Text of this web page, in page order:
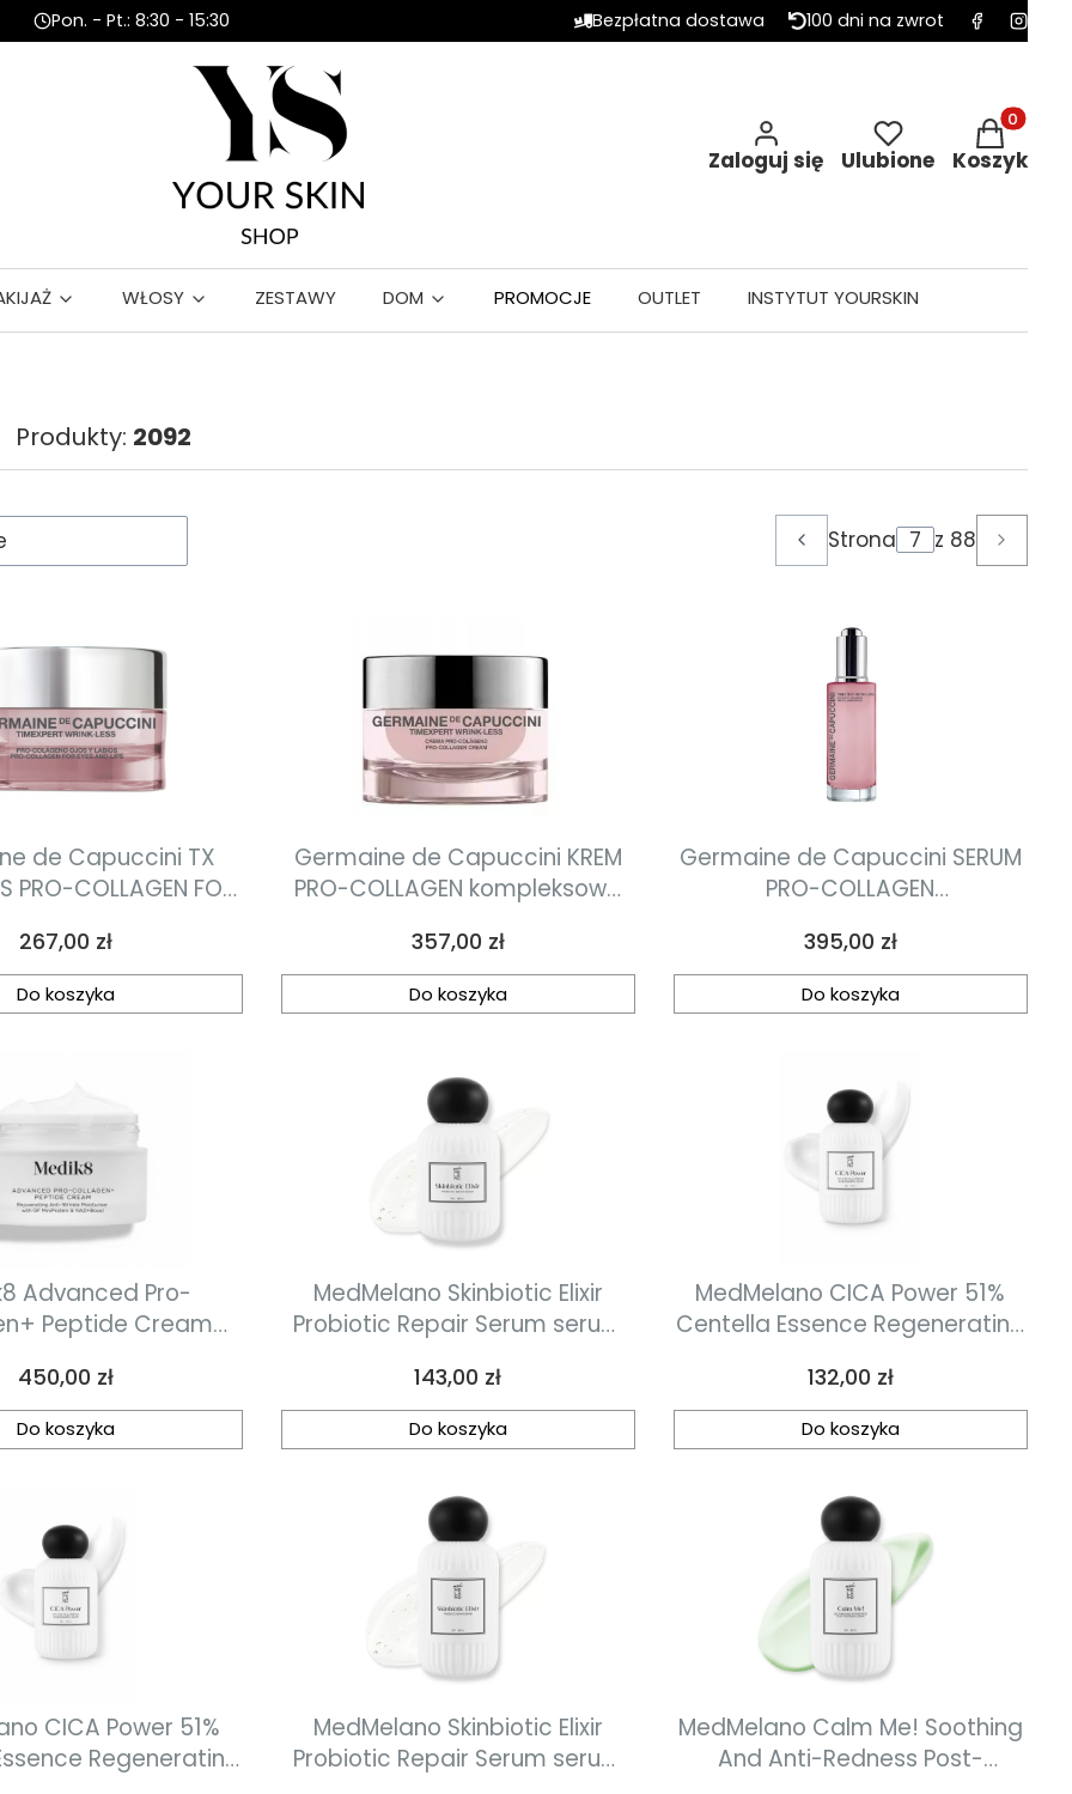
Pon. - Pt.: 8:30 - 15:30 Bezpłatna dostawa 100 dni na zwrot
Zaloguj się Ulubione
Produkty
Koszyk
WŁOSY ZESTAWY DOM PROMOCJE OUTLET INSTYTUT YOURSKIN
Produkty: 2092
Poprzednie produkty
Strona z 88
de Capuccini TX
PRO-COLLAGEN FOR
i linie mimiczne
oczu i ust 15 ml
Cena
267,00 zł
Do koszyka
Germaine de Capuccini KREM
PRO-COLLAGEN kompleksowa
starzeniem 50 ml
Cena
357,00 zł
Do koszyka
Germaine de Capuccini SERUM
PRO-COLLAGEN
korygujące zmarszczki i silna
kuracja przeciwstarzeniowa 50
ml
Cena
395,00 zł
Do koszyka
Pro-
Peptide Cream
50ml
Cena
450,00 zł
Do koszyka
MedMelano Skinbiotic Elixir
Probiotic Repair Serum serum
Cena
143,00 zł
Do koszyka
MedMelano CICA Power 51%
Centella Essence Regenerating
przeciwzapalny 30 ml
Cena
132,00 zł
Do koszyka
CICA Power 51%
Regenerating
MedMelano Skinbiotic Elixir
Probiotic Repair Serum serum
MedMelano Calm Me! Soothing
And Anti-Redness Post-